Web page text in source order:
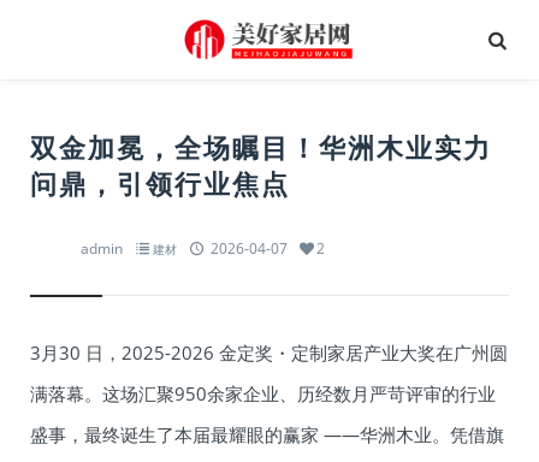
双金加冕，全场瞩目！华洲木业实力
问鼎，引领行业焦点
admin 建材 2026-04-07 2
3月30 日，2025-2026 金定奖・定制家居产业大奖在广州圆
满落幕。这场汇聚950余家企业、历经数月严苛评审的行业
盛事，最终诞生了本届最耀眼的赢家 ——华洲木业。凭借旗